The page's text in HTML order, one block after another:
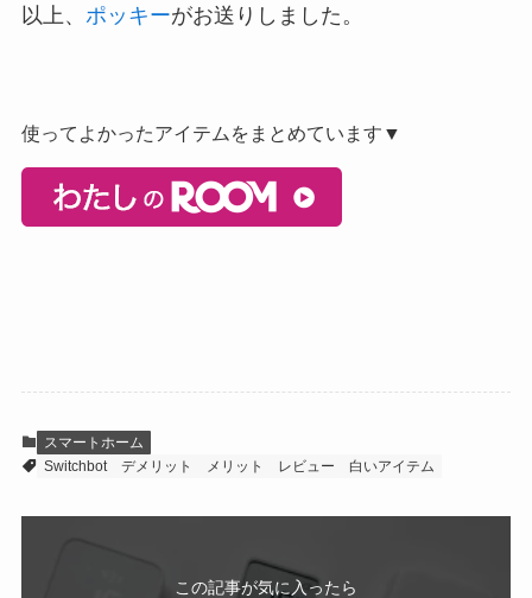
以上、 ポッキーがお送りしました。
使ってよかったアイテムをまとめています▼
スマートホーム
Switchbot
デメリット メリット レビュー 白いアイテム
この記事が気に入ったら